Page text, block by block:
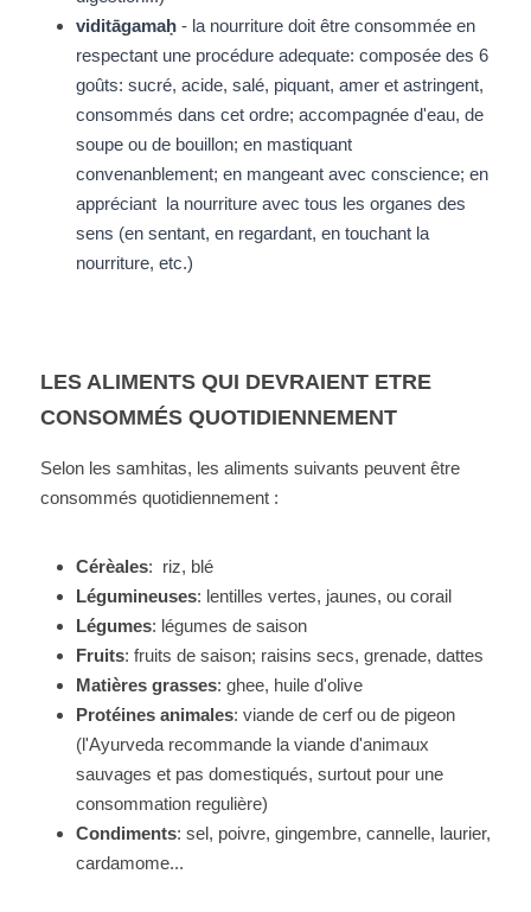
viditāgamaḥ - la nourriture doit être consommée en
respectant une procédure adequate: composée des 6
goûts: sucré, acide, salé, piquant, amer et astringent,
consommés dans cet ordre; accompagnée d'eau, de
soupe ou de bouillon; en mastiquant
convenanblement; en mangeant avec conscience; en
appréciant  la nourriture avec tous les organes des
sens (en sentant, en regardant, en touchant la
nourriture, etc.)
LES ALIMENTS QUI DEVRAIENT ETRE
CONSOMMÉS QUOTIDIENNEMENT
Selon les samhitas, les aliments suivants peuvent être
consommés quotidiennement :
Cérèales:  riz, blé
Légumineuses: lentilles vertes, jaunes, ou corail
Légumes: légumes de saison
Fruits: fruits de saison; raisins secs, grenade, dattes
Matières grasses: ghee, huile d'olive
Protéines animales: viande de cerf ou de pigeon
(l'Ayurveda recommande la viande d'animaux
sauvages et pas domestiqués, surtout pour une
consommation regulière)
Condiments: sel, poivre, gingembre, cannelle, laurier,
cardamome...